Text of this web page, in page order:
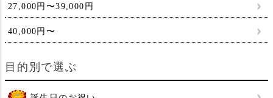
27,000円〜39,000円
40,000円〜
目的別で選ぶ